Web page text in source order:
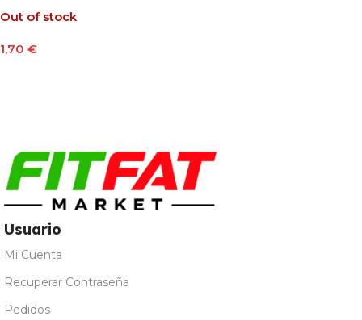
Out of stock
1,70 €
Usuario
Mi Cuenta
Recuperar Contraseña
Pedidos